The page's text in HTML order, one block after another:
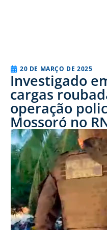
20 DE MARÇO DE 2025
Investigado
cargas
operação
Mossoró no